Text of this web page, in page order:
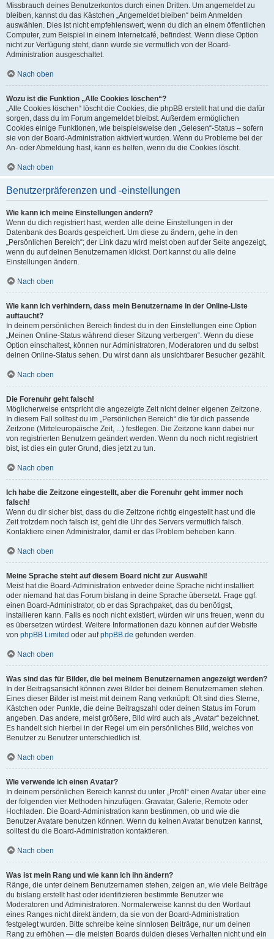
Missbrauch deines Benutzerkontos durch einen Dritten. Um angemeldet zu
bleiben, kannst du das Kästchen „Angemeldet bleiben“ beim Anmelden
auswählen. Dies ist nicht empfehlenswert, wenn du dich an einem öffentlichen
Computer, zum Beispiel in einem Internetcafé, befindest. Wenn diese Option
nicht zur Verfügung steht, dann wurde sie vermutlich von der Board-
Administration ausgeschaltet.
Nach oben
Wozu ist die Funktion „Alle Cookies löschen“?
„Alle Cookies löschen“ löscht die Cookies, die phpBB erstellt hat und die dafür
sorgen, dass du im Forum angemeldet bleibst. Außerdem ermöglichen
Cookies einige Funktionen, wie beispielsweise den „Gelesen“-Status – sofern
sie von der Board-Administration aktiviert wurden. Wenn du Probleme bei der
An- oder Abmeldung hast, kann es helfen, wenn du die Cookies löscht.
Nach oben
Benutzerpräferenzen und -einstellungen
Wie kann ich meine Einstellungen ändern?
Wenn du dich registriert hast, werden alle deine Einstellungen in der
Datenbank des Boards gespeichert. Um diese zu ändern, gehe in den
„Persönlichen Bereich“; der Link dazu wird meist oben auf der Seite angezeigt,
wenn du auf deinen Benutzernamen klickst. Dort kannst du alle deine
Einstellungen ändern.
Nach oben
Wie kann ich verhindern, dass mein Benutzername in der Online-Liste
auftaucht?
In deinem persönlichen Bereich findest du in den Einstellungen eine Option
„Meinen Online-Status während dieser Sitzung verbergen“. Wenn du diese
Option einschaltest, können nur Administratoren, Moderatoren und du selbst
deinen Online-Status sehen. Du wirst dann als unsichtbarer Besucher gezählt.
Nach oben
Die Forenuhr geht falsch!
Möglicherweise entspricht die angezeigte Zeit nicht deiner eigenen Zeitzone.
In diesem Fall solltest du im „Persönlichen Bereich“ die für dich passende
Zeitzone (Mitteleuropäische Zeit, ...) festlegen. Die Zeitzone kann dabei nur
von registrierten Benutzern geändert werden. Wenn du noch nicht registriert
bist, ist dies ein guter Grund, dies jetzt zu tun.
Nach oben
Ich habe die Zeitzone eingestellt, aber die Forenuhr geht immer noch
falsch!
Wenn du dir sicher bist, dass du die Zeitzone richtig eingestellt hast und die
Zeit trotzdem noch falsch ist, geht die Uhr des Servers vermutlich falsch.
Kontaktiere einen Administrator, damit er das Problem beheben kann.
Nach oben
Meine Sprache steht auf diesem Board nicht zur Auswahl!
Meist hat die Board-Administration entweder deine Sprache nicht installiert
oder niemand hat das Forum bislang in deine Sprache übersetzt. Frage ggf.
einen Board-Administrator, ob er das Sprachpaket, das du benötigst,
installieren kann. Falls es noch nicht existiert, würden wir uns freuen, wenn du
es übersetzen würdest. Weitere Informationen dazu können auf der Website
von phpBB Limited oder aufphpBB.de gefunden werden.
Nach oben
Was sind das für Bilder, die bei meinem Benutzernamen angezeigt werden?
In der Beitragsansicht können zwei Bilder bei deinem Benutzernamen stehen.
Eines dieser Bilder ist meist mit deinem Rang verknüpft: Oft sind dies Sterne,
Kästchen oder Punkte, die deine Beitragszahl oder deinen Status im Forum
angeben. Das andere, meist größere, Bild wird auch als „Avatar“ bezeichnet.
Es handelt sich hierbei in der Regel um ein persönliches Bild, welches von
Benutzer zu Benutzer unterschiedlich ist.
Nach oben
Wie verwende ich einen Avatar?
In deinem persönlichen Bereich kannst du unter „Profil“ einen Avatar über eine
der folgenden vier Methoden hinzufügen: Gravatar, Galerie, Remote oder
Hochladen. Die Board-Administration kann bestimmen, ob und wie die
Benutzer Avatare benutzen können. Wenn du keinen Avatar benutzen kannst,
solltest du die Board-Administration kontaktieren.
Nach oben
Was ist mein Rang und wie kann ich ihn ändern?
Ränge, die unter deinem Benutzernamen stehen, zeigen an, wie viele Beiträge
du bislang erstellt hast oder identifizieren bestimmte Benutzer wie
Moderatoren und Administratoren. Normalerweise kannst du den Wortlaut
eines Ranges nicht direkt ändern, da sie von der Board-Administration
festgelegt wurden. Bitte schreibe keine sinnlosen Beiträge, nur um deinen
Rang zu erhöhen — die meisten Boards dulden dieses Verhalten nicht und ein